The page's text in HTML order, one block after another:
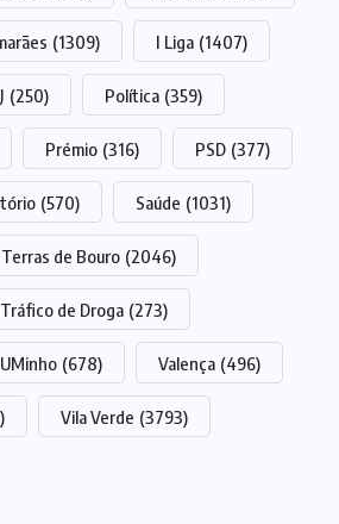
(1309) I Liga (1407)
(250) Política (359)
Prémio (316) PSD (377)
(570) Saúde (1031)
Terras de Bouro (2046)
Tráfico de Droga (273)
UMinho (678) Valença (496)
Vila Verde (3793)